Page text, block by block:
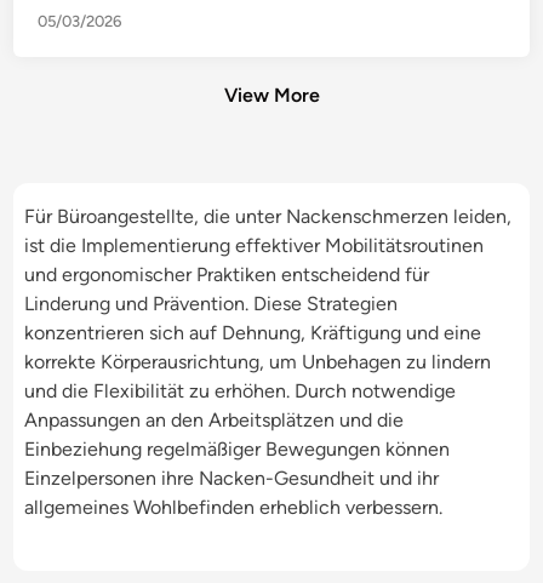
05/03/2026
View More
Für Büroangestellte, die unter Nackenschmerzen leiden,
ist die Implementierung effektiver Mobilitätsroutinen
und ergonomischer Praktiken entscheidend für
Linderung und Prävention. Diese Strategien
konzentrieren sich auf Dehnung, Kräftigung und eine
korrekte Körperausrichtung, um Unbehagen zu lindern
und die Flexibilität zu erhöhen. Durch notwendige
Anpassungen an den Arbeitsplätzen und die
Einbeziehung regelmäßiger Bewegungen können
Einzelpersonen ihre Nacken-Gesundheit und ihr
allgemeines Wohlbefinden erheblich verbessern.